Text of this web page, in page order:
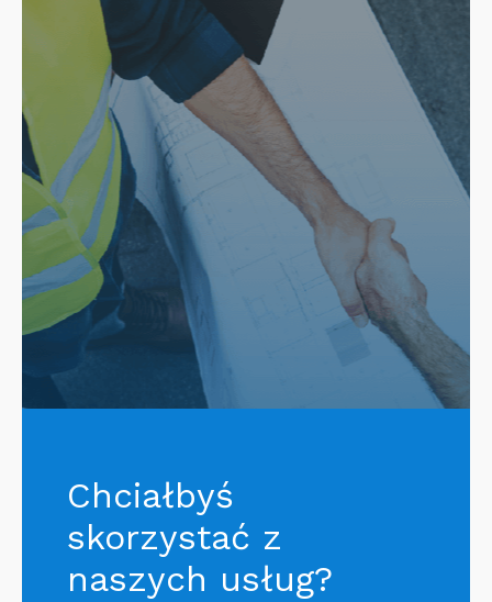
Chciałbyś
skorzystać z
naszych usług?